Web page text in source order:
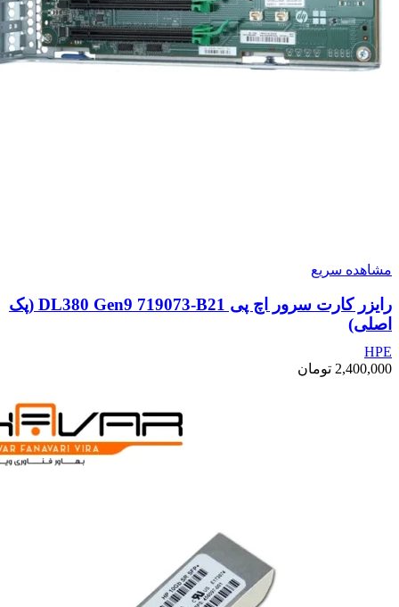
مشاهده سریع
رایزر کارت سرور اچ پی DL380 Gen9 719073-B21 (پک
اصلی)
HPE
2,400,000 تومان